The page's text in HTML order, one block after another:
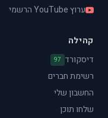
ערוץ YouTube הרשמי
קהילה
דיסקורד 97
רשימת חברים
החשבון שלי
שלחו תוכן